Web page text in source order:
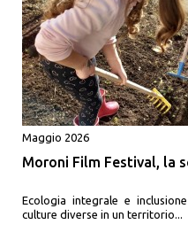
Maggio 2026
Moroni Film Festival, la
Ecologia integrale e
culture diverse in un territorio...